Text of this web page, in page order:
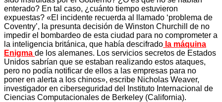
enterado? En tal caso, ¿cuánto tiempo estuvieron
expuestas? «El incidente recuerda al llamado ‘problema de
Coventry’, la presunta decisión de Winston Churchill de no
impedir el bombardeo de esta ciudad para no comprometer a
la inteligencia británica, que había descifrado la máquina
Enigma de los alemanes. Los servicios secretos de Estados
Unidos sabrían que se estaban realizando estos ataques,
pero no podía notificar de ellos a las empresas para no
poner en alerta a los chinos», escribe Nicholas Weaver,
investigador en ciberseguridad del Instituto Internacional de
Ciencias Computacionales de Berkeley (California).